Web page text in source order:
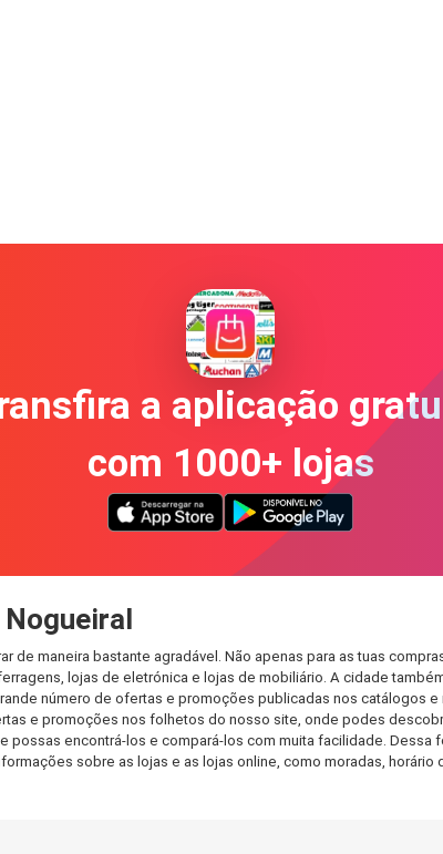
a aplicação
com 1000+ lojas
de maneira bastante agradável. Não apenas para as tuas
lojas de eletrónica e lojas de mobiliário. A cidade
número de ofertas e promoções publicadas nos catálogos e
e promoções nos folhetos do nosso site, onde podes
possas encontrá-los e compará-los com muita facilidade.
sobre as lojas e as lojas online, como moradas,